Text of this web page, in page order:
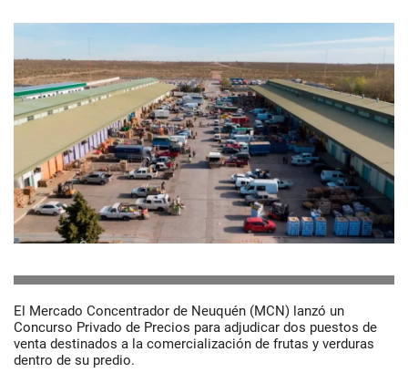
El Mercado Concentrador de Neuquén (MCN) lanzó un
Concurso Privado de Precios para adjudicar dos puestos de
venta destinados a la comercialización de frutas y verduras
dentro de su predio.